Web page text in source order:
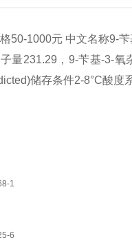
50-1000元 中文名称9-
量231.29，9-苄基-3-
储存条件2-8°C酸度
1
6